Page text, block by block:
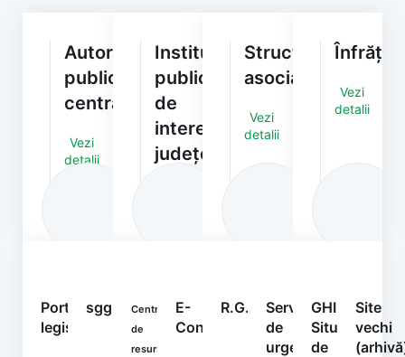
Autorități/Instituții
publice
centrale
Vezi
detalii
Instituții
publice
de
interes
județean
Structuri
asociative
Vezi
detalii
Înfrățiri
Vezi
detalii
Portal
legislativ
sgg.gov.ro
Centrul
de
resurse
E-
Consultare
R.G.P.D.Serviciul
de
urgență
GHIDURI
Situații
de
Site
vechi